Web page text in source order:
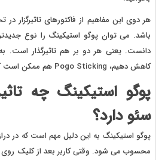
هر دوی این مفاهیم از فاکتورهای تاثیرگزار در
باشد. می توان پوگو استیکینگ را نوع
دانست. یعنی هر دو بر هم تاثیرگذار است.
کاهش دهیم، Pogo Sticking هم ممکن است کمتر اتفاق بیافتد.
پوگو استیکینگ چه
سئو دارد؟
پوگو استیکینگ به این دلیل مهم است که در
محسوب می شود. وقتی کاربر بعد از کلیک